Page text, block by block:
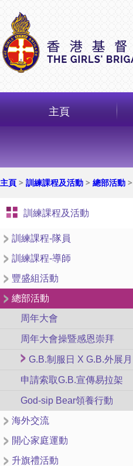
主頁
主頁 > 訓練課程及活動 > 總部活動 >
訓練課程及活動
訓練課程-隊員
訓練課程-導師
豐盛組活動
總部活動
周年大會
周年大會操暨感恩崇拜
G.B.制服日 X G.B.外展月
申請索取G.B.宣傳易拉架
God-sip Bear領養行動
海外交流
開心家庭運動
升旗禮活動